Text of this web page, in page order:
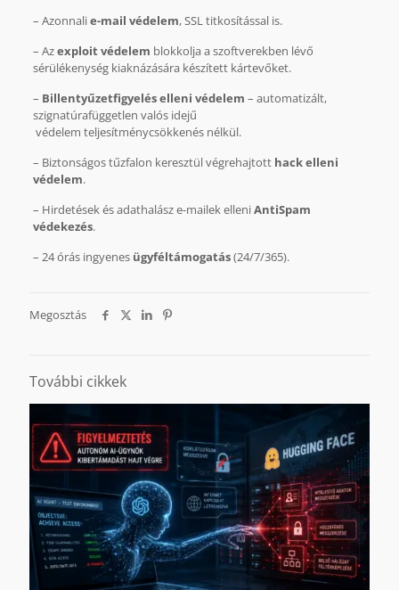
– Azonnalie-mail védelem, SSL titkosítással is.
– Azexploit védelem blokkolja a szoftverekben lévő
sérülékenység kiaknázására készített kártevőket.
– Billentyűzetfigyelés elleni védelem – automatizált,
szignatúrafüggetlen valós idejű
védelem teljesítménycsökkenés nélkül.
– Biztonságos tűzfalon keresztül végrehajtott hack elleni
védelem.
– Hirdetések és adathalász e-mailek elleniAntiSpam
védekezés.
– 24 órás ingyenes ügyféltámogatás(24/7/365).
Megosztás
További cikkek